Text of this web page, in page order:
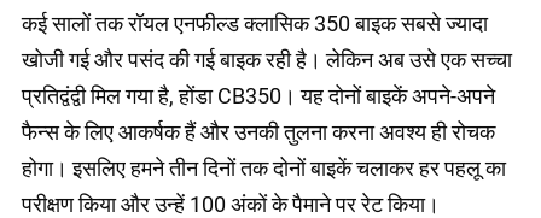
कई सालों तक रॉयल एनफील्ड क्लासिक 350 बाइक सबसे ज्यादा
खोजी गई और पसंद की गई बाइक रही है। लेकिन अब उसे एक सच्चा
प्रतिद्वंद्वी मिल गया है, होंडा CB350। यह दोनों बाइकें अपने-अपने
फैन्स के लिए आकर्षक हैं और उनकी तुलना करना अवश्य ही रोचक
होगा। इसलिए हमने तीन दिनों तक दोनों बाइकें चलाकर हर पहलू का
परीक्षण किया और उन्हें 100 अंकों के पैमाने पर रेट किया।